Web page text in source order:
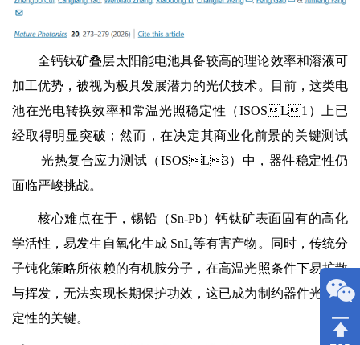
全钙钛矿叠层太阳能电池具备较高的理论效率和溶液可
加工优势，被视为极具发展潜力的光伏技术。目前，这类电
池在光电转换效率和常温光照稳定性（ISOSL1）上已
经取得明显突破；然而，在决定其商业化前景的关键测试
—— 光热复合应力测试（ISOSL3）中，器件稳定性仍
面临严峻挑战。
核心难点在于，锡铅（Sn-Pb）钙钛矿表面固有的高化
学活性，易发生自氧化生成 SnI₄等有害产物。同时，传统分
子钝化策略所依赖的有机胺分子，在高温光照条件下易扩散
与挥发，无法实现长期保护功效，这已成为制约器件光热稳
定性的关键。